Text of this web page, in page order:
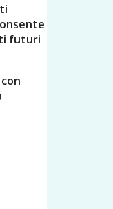
futuri